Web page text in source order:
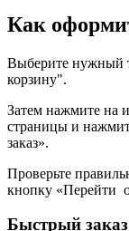
Как
Выберите нужный
корзину".
Затем нажмите на
страницы и
заказ».
Проверьте
кнопку «Перейти
Быстрый